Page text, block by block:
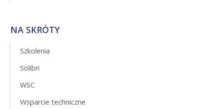
NA SKRÓTY
Szkolenia
Solibri
WSC
Wsparcie techniczne